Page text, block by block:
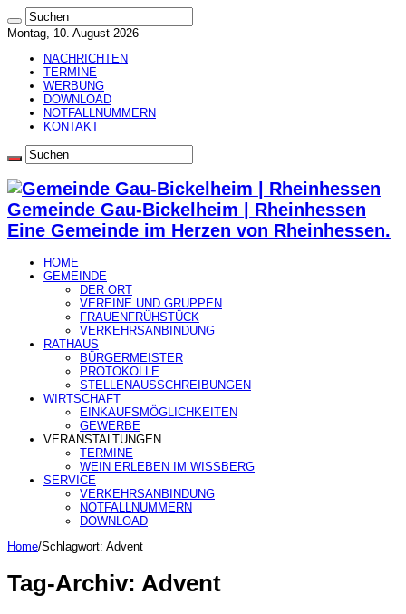
Montag, 10. August 2026
NACHRICHTEN
TERMINE
WERBUNG
DOWNLOAD
NOTFALLNUMMERN
KONTAKT
Gemeinde Gau-Bickelheim | Rheinhessen
Eine Gemeinde im Herzen von Rheinhessen.
HOME
GEMEINDE
DER ORT
VEREINE UND GRUPPEN
FRAUENFRÜHSTÜCK
VERKEHRSANBINDUNG
RATHAUS
BÜRGERMEISTER
PROTOKOLLE
STELLENAUSSCHREIBUNGEN
WIRTSCHAFT
EINKAUFSMÖGLICHKEITEN
GEWERBE
VERANSTALTUNGEN
TERMINE
WEIN ERLEBEN IM WISSBERG
SERVICE
VERKEHRSANBINDUNG
NOTFALLNUMMERN
DOWNLOAD
Home/Schlagwort: Advent
Tag-Archiv: Advent